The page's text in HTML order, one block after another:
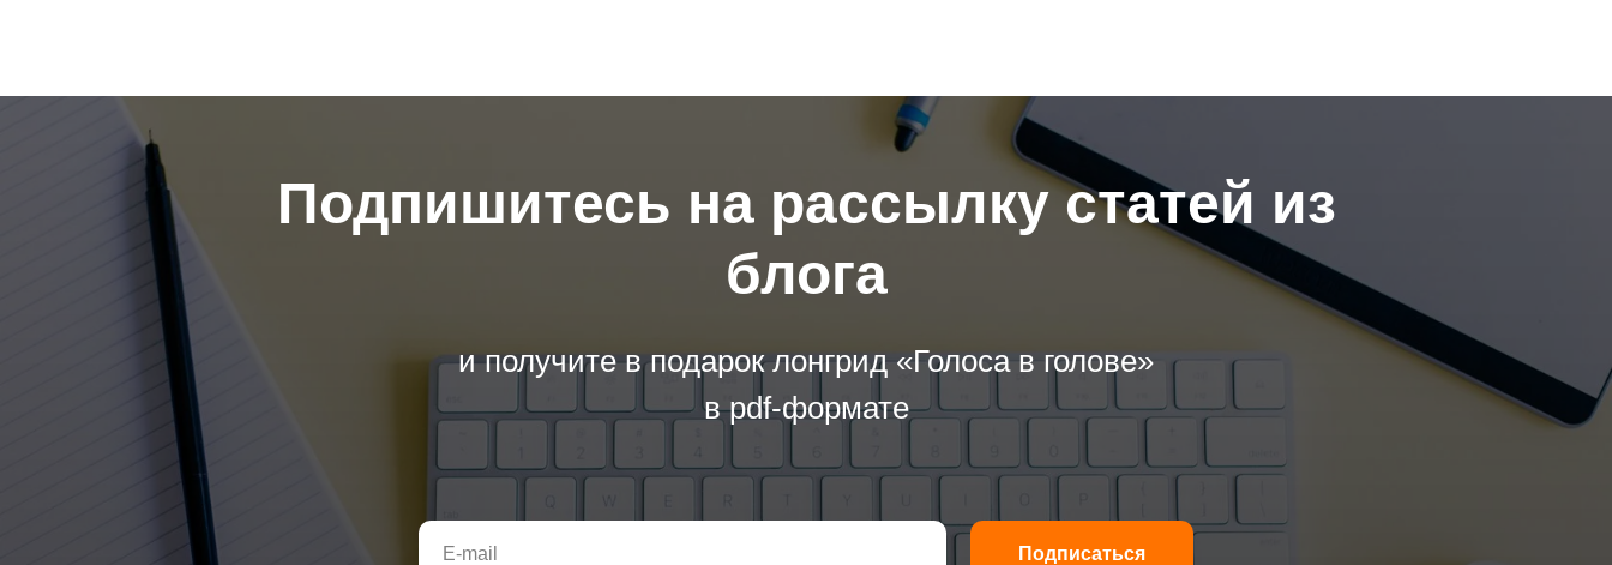
Подпишитесь на рассылку статей из
блога
и получите в подарок лонгрид «Голоса в голове»
в pdf-формате
Подписаться